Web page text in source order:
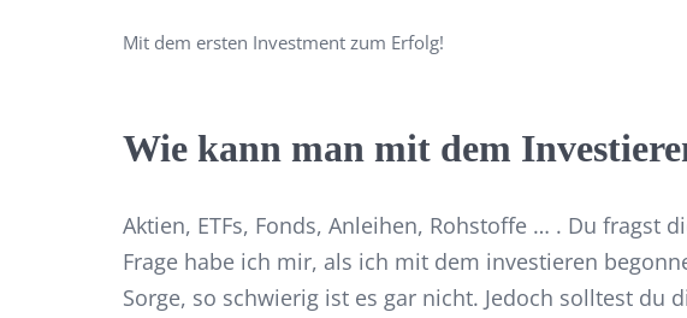
Mit dem ersten Investment zum Erfolg!
Wie kann man mit dem
Aktien, ETFs, Fonds, Anleihen, Rohstoffe … . Du fragst
Frage habe ich mir, als ich mit dem investieren
Sorge, so schwierig ist es gar nicht. Jedoch solltest du